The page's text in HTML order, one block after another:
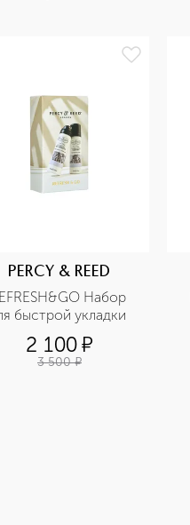
PERCY & REED
Набор
2 100¤
3 500 ¤